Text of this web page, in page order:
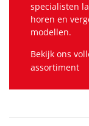
specialisten
horen en
modellen.
Bekijk ons
assortiment